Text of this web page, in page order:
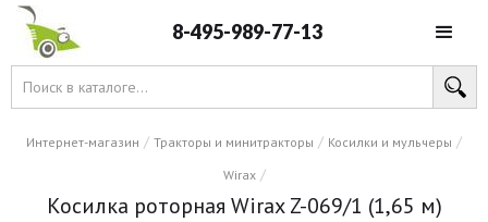
8-495-989-77-13
Интернет-магазин / Тракторы и минитракторы / Косилки и мульчеры /
Wirax /
Косилка роторная Wirax Z-069/1 (1,65 м)